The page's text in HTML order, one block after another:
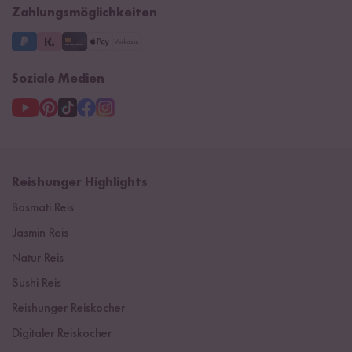
3 Jahre Garantie
Zahlungsmöglichkeiten
Soziale Medien
Reishunger Highlights
Basmati Reis
Jasmin Reis
Natur Reis
Sushi Reis
Reishunger Reiskocher
Digitaler Reiskocher